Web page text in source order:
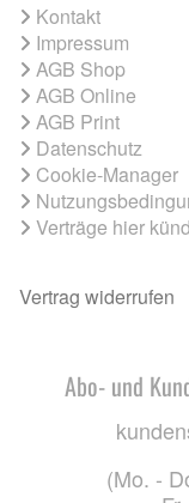
Kontakt
Impressum
AGB Shop
AGB Online
AGB Print
Datenschutz
Cookie-Manager
Verträge hier
Vertrag widerrufen
Abo- und
(Mo. -